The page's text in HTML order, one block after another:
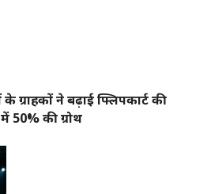
ग्राहकों ने बढ़ाई फ्लिपकार्ट की
50% की ग्रोथ